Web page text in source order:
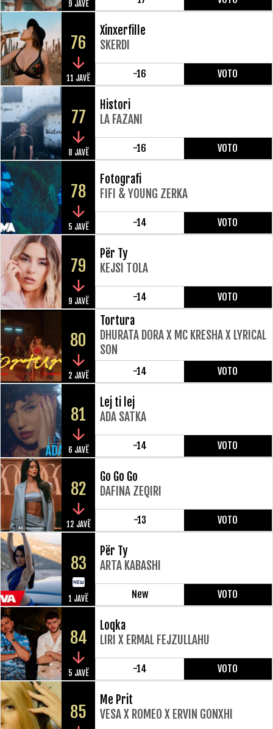
9 JAVË
76
11 JAVË
Xinxerfille
SKERDI
-16 VOTO
77
8 JAVË
Histori
LA FAZANI
-16 VOTO
78
5 JAVË
Fotografi
FIFI & YOUNG ZERKA
-14 VOTO
79
9 JAVË
Për Ty
KEJSI TOLA
-14 VOTO
80
2 JAVË
Tortura
DHURATA DORA X MC KRESHA X LYRICAL
SON
-14 VOTO
81
6 JAVË
Lej ti lej
ADA SATKA
-14 VOTO
82
12 JAVË
Go Go Go
DAFINA ZEQIRI
-13 VOTO
83
1 JAVË
Për Ty
ARTA KABASHI
New VOTO
84
5 JAVË
Loqka
LIRI X ERMAL FEJZULLAHU
-14 VOTO
85
Me Prit
VESA X ROMEO X ERVIN GONXHI